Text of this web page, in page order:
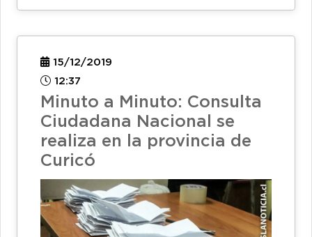
15/12/2019
12:37
Minuto a Minuto: Consulta
Ciudadana Nacional se
realiza en la provincia de
Curicó